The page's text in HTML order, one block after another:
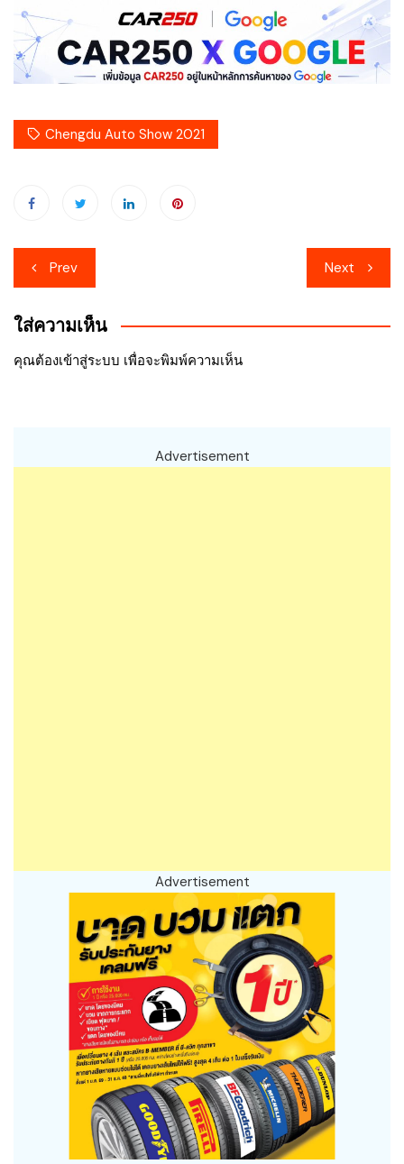
Chengdu Auto Show 2021
เมนู
นำทาง
เรื่อง
Prev Next
ใส่ความเห็น
คุณต้องเข้าสู่ระบบ เพื่อจะพิมพ์ความเห็น
Advertisement
Advertisement